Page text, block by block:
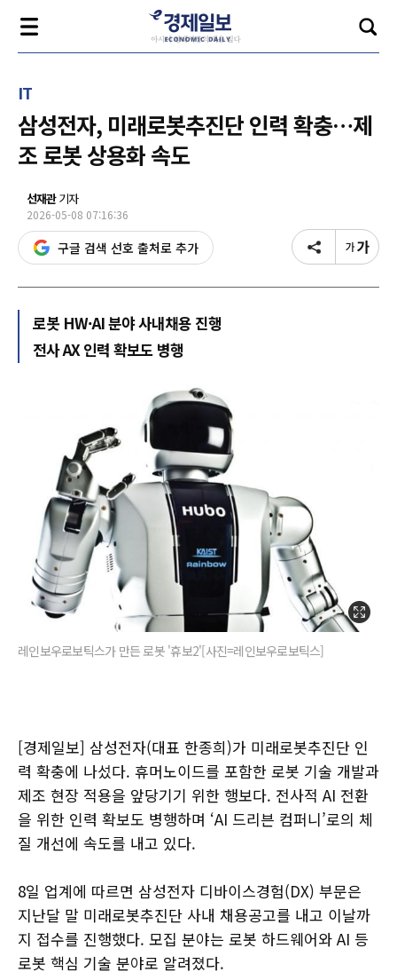
IT
삼성전자, 미래로봇추진단 인력 확충…제
조 로봇 상용화 속도
선재관기자
2026-05-08 07:16:36
구글 검색 선호 출처로 추가
로봇 HW·AI 분야 사내채용 진행
전사 AX 인력 확보도 병행
레인보우로보틱스가 만든 로봇 '휴보2'[사진=레인보우로보틱스]
[경제일보] 삼성전자(대표 한종희)가 미래로봇추진단 인
력 확충에 나섰다. 휴머노이드를 포함한 로봇 기술 개발과
제조 현장 적용을 앞당기기 위한 행보다. 전사적 AI 전환
을 위한 인력 확보도 병행하며 ‘AI 드리븐 컴퍼니’로의 체
질 개선에 속도를 내고 있다.
8일 업계에 따르면 삼성전자 디바이스경험(DX) 부문은
지난달 말 미래로봇추진단 사내 채용공고를 내고 이날까
지 접수를 진행했다. 모집 분야는 로봇 하드웨어와 AI 등
로봇 핵심 기술 분야로 알려졌다.